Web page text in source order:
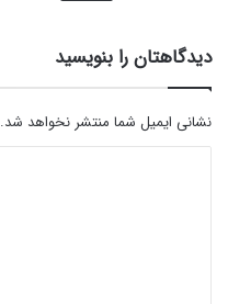
دیدگاهتان را بنویسید
نشانی ایمیل شما منتشر نخواهد شد.